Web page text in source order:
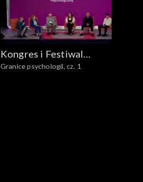
Kongres i Festiwal
Psychologiczny
Granice psychologii, cz. 1